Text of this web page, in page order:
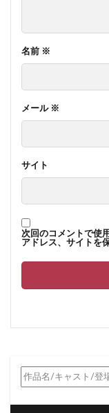
名前 ※
メール ※
サイト
次回のコメントで使
アドレス、サイトを